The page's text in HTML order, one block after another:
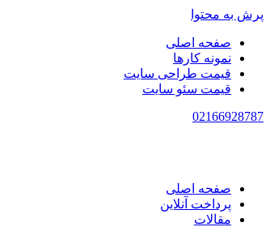
پرش به محتوا
صفحه اصلی
نمونه کارها
قیمت طراحی سایت
قیمت سئو سایت
02166928787
صفحه اصلی
پرداخت آنلاین
مقالات